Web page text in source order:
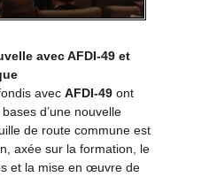
avec AFDI-49 et
avec AFDI-49 ont
d’une nouvelle
de route commune est
axée sur la formation, le
et la mise en œuvre de